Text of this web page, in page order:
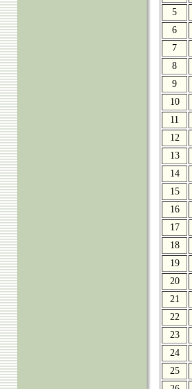
5
6
7
8
9
10
11
12
13
14
15
16
17
18
19
20
21
22
23
24
25